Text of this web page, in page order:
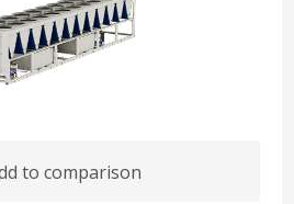
to comparison